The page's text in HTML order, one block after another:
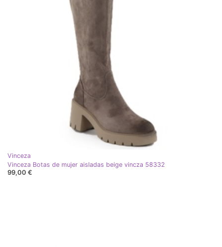
Vinceza
Vinceza Botas de mujer aisladas beige vincza 58332
99,00 €